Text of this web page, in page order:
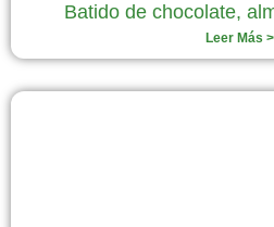
Batido de chocolate,
Leer Más